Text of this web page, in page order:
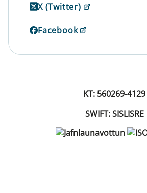
X (Twitter)
Facebook
KT: 560269-4129
SWIFT: SISLISRE